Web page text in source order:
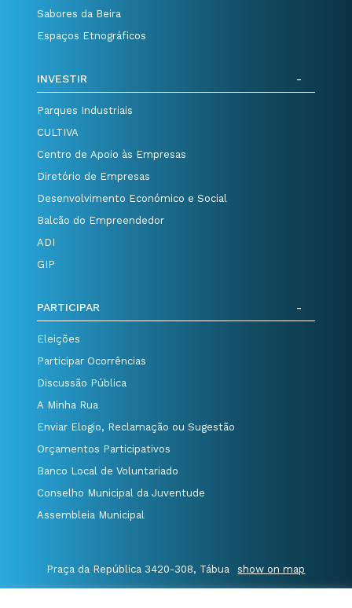
Sabores da Beira
Espaços Etnográficos
INVESTIR
Parques Industriais
CULTIVA
Centro de Apoio às Empresas
Diretório de Empresas
Desenvolvimento Económico e Social
Balcão do Empreendedor
ADI
GIP
PARTICIPAR
Eleições
Participar Ocorrências
Discussão Pública
A Minha Rua
Enviar Elogio, Reclamação ou Sugestão
Orçamentos Participativos
Banco Local de Voluntariado
Conselho Municipal da Juventude
Assembleia Municipal
Praça da República 3420-308, Tábua show on map